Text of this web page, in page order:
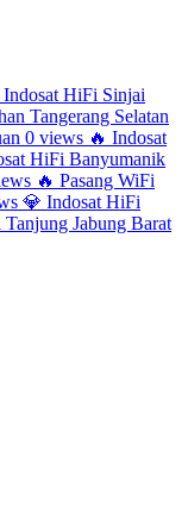
Indosat HiFi Sinjai
Tangerang Selatan
0 views 🔥 Indosat
HiFi Banyumanik
🔥 Pasang WiFi
💎 Indosat HiFi
Jabung Barat